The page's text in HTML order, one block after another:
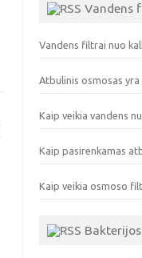
Vandens
Vandens filtrai nuo
Atbulinis osmosas
Kaip veikia vandens
Kaip pasirenkamas
Kaip veikia osmoso